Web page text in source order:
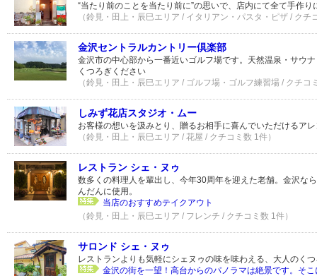
“当たり前のことを当たり前に”の思いで、店内にて全て手作
（鈴見・田上・辰巳エリア / イタリアン・パスタ・ピザ / クチ
金沢セントラルカントリー倶楽部
金沢市の中心部から一番近いゴルフ場です。天然温泉・サウ
くつろぎください
（鈴見・田上・辰巳エリア / ゴルフ場・ゴルフ練習場 / クチコ
しみず花店スタジオ・ムー
お客様の想いを汲みとり、贈るお相手に喜んでいただけるア
（鈴見・田上・辰巳エリア / 花屋 / クチコミ数 1件）
レストラン シェ・ヌゥ
数多くの料理人を輩出し、今年30周年を迎えた老舗。金沢な
んだんに使用。
当店のおすすめテイクアウト
（鈴見・田上・辰巳エリア / フレンチ / クチコミ数 1件）
サロンド シェ・ヌゥ
レストランよりも気軽にシェヌゥの味を味わえる、大人のく
金沢の街を一望！高台からのパノラマは絶景です。そ